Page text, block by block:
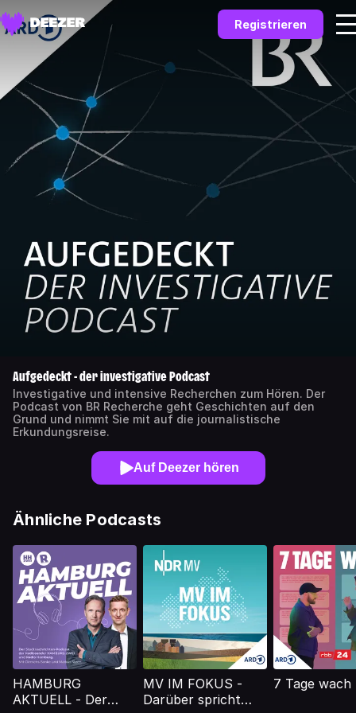
Registrieren
Aufgedeckt - der investigative Podcast
Investigative und intensive Recherchen zum Hören. Der
Podcast von BR Recherche geht Geschichten auf den
Grund und nimmt Sie mit auf die journalistische
Erkundungsreise.
Auf Deezer hören
Ähnliche Podcasts
HAMBURG
AKTUELL - Der
MV IM FOKUS -
Darüber spricht
7 Tage wach